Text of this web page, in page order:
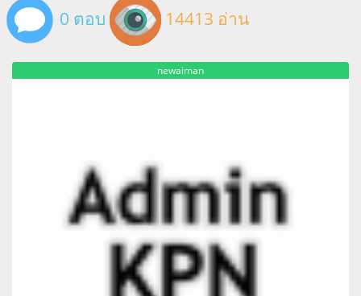
0 ตอบ 14413 อ่าน
newaiman